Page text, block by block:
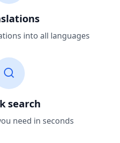
into all languages
search
need in seconds